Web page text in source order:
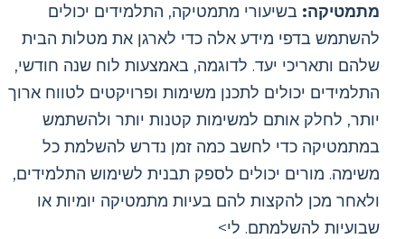
מתמטיקה: בשיעורי מתמטיקה, התלמידים יכולים
להשתמש בדפי מידע אלה כדי לארגן את מטלות הבית
שלהם ותאריכי יעד. לדוגמה, באמצעות לוח שנה חודשי,
התלמידים יכולים לתכנן משימות ופרויקטים לטווח ארוך
יותר, לחלק אותם למשימות קטנות יותר ולהשתמש
במתמטיקה כדי לחשב כמה זמן נדרש להשלמת כל
משימה. מורים יכולים לספק תבנית לשימוש התלמידים,
ולאחר מכן להקצות להם בעיות מתמטיקה יומיות או
שבועיות להשלמתם. לי>